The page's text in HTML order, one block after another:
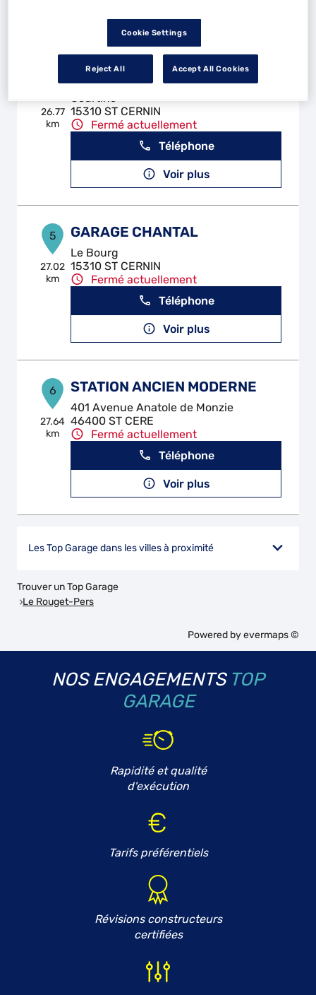
Voir plus
26.77
km
GARAGE LOUISFERT
Courtine
15310 ST CERNIN
Fermé actuellement
Téléphone
Voir plus
5
27.02
km
GARAGE CHANTAL
Le Bourg
15310 ST CERNIN
Fermé actuellement
Téléphone
Voir plus
6
27.64
km
STATION ANCIEN MODERNE
401 Avenue Anatole de Monzie
46400 ST CERE
Fermé actuellement
Téléphone
Voir plus
Les Top Garage dans les villes à proximité
Trouver un Top Garage
Le Rouget-Pers
Powered byevermaps ©
NOS ENGAGEMENTS TOP
GARAGE
Rapidité et qualité
d'exécution
Tarifs préférentiels
Révisions constructeurs
certifiées
Cookie Settings
Reject All Accept All Cookies